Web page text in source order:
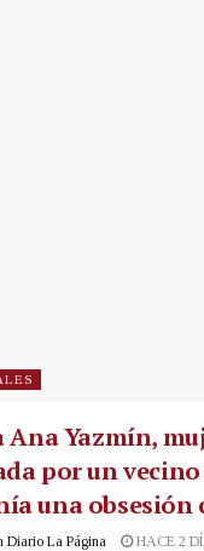
Ana Yazmín,
por un vecino
una obsesión
Diario La Página HACE 2